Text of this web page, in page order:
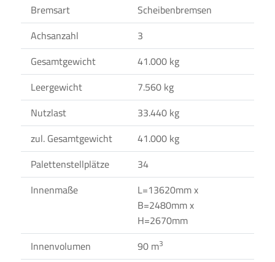
Bremsart
Scheibenbremsen
Achsanzahl
3
Gesamtgewicht
41.000 kg
Leergewicht
7.560 kg
Nutzlast
33.440 kg
zul. Gesamtgewicht
41.000 kg
Palettenstellplätze
34
Innenmaße
L=13620mm x
B=2480mm x
H=2670mm
Innenvolumen
90 m3